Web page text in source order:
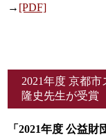
→ [PDF]
2021年度 京都
隆史先生が受賞
「2021年度 公益財